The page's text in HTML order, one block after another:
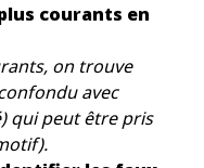
courants en
on trouve
avec
qui peut être pris